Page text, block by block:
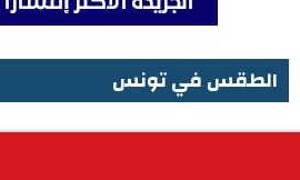
الطقس في تونس